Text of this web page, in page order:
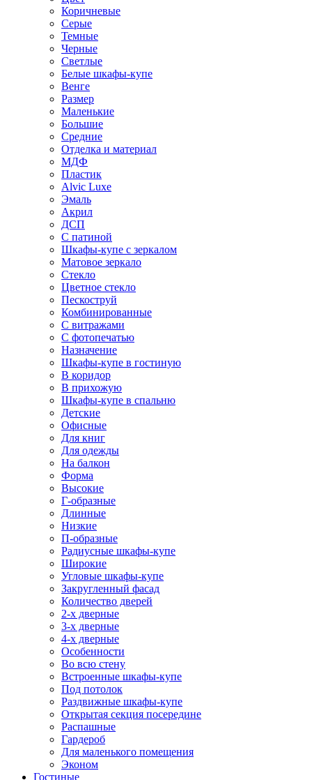
Коричневые
Серые
Темные
Черные
Светлые
Белые шкафы-купе
Венге
Размер
Маленькие
Большие
Средние
Отделка и материал
МДФ
Пластик
Alvic Luxe
Эмаль
Акрил
ДСП
С патиной
Шкафы-купе с зеркалом
Матовое зеркало
Стекло
Цветное стекло
Пескоструй
Комбинированные
С витражами
С фотопечатью
Назначение
Шкафы-купе в гостиную
В коридор
В прихожую
Шкафы-купе в спальню
Детские
Офисные
Для книг
Для одежды
На балкон
Форма
Высокие
Г-образные
Длинные
Низкие
П-образные
Радиусные шкафы-купе
Широкие
Угловые шкафы-купе
Закругленный фасад
Количество дверей
2-х дверные
3-х дверные
4-х дверные
Особенности
Во всю стену
Встроенные шкафы-купе
Под потолок
Раздвижные шкафы-купе
Открытая секция посередине
Распашные
Гардероб
Для маленького помещения
Эконом
Гостиные